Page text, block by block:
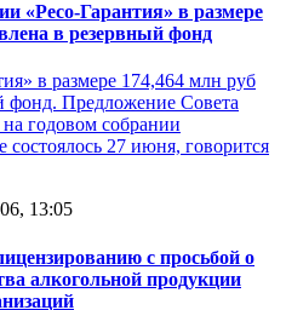
«Ресо-Гарантия» в размере
в резервный фонд
в размере 174,464 млн руб
фонд. Предложение Совета
годовом собрании
состоялось 27 июня, говорится
13:05
с просьбой о
алкогольной продукции